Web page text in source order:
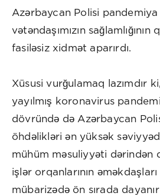
Azərbaycan Polisi
vətəndaşımızın sağlamlığının
fasiləsiz xidmət aparırdı.
Xüsusi vurğulamaq lazımdır
yayılmış koronavirus
dövründə də Azərbaycan
öhdəlikləri ən yüksək
mühüm məsuliyyəti dərindən
işlər orqanlarının
mübarizədə ön sırada dayanır